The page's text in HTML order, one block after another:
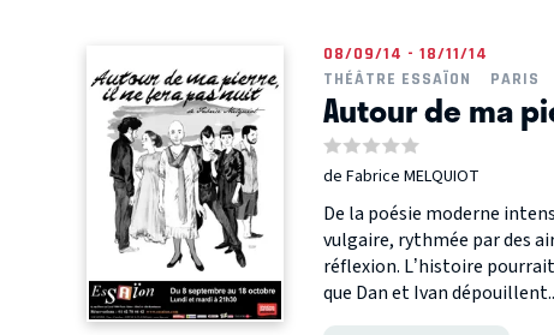
08/09/14 - 18/11/14
THÉÂTRE ESSAÏON
PARIS
Autour de ma
de Fabrice MELQUIOT
De la poésie moderne
vulgaire, rythmée par des
réflexion. L’histoire
que Dan et Ivan